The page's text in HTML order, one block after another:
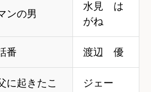
ンの男
水見 は
がね
番 渡辺 優
に起きたこ
ジェー